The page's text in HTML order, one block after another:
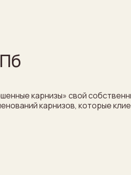
карнизы» свой
карнизов, которые